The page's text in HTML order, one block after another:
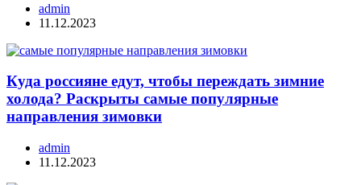
admin
11.12.2023
Куда россияне едут, чтобы переждать зимние
холода? Раскрыты самые популярные
направления зимовки
admin
11.12.2023